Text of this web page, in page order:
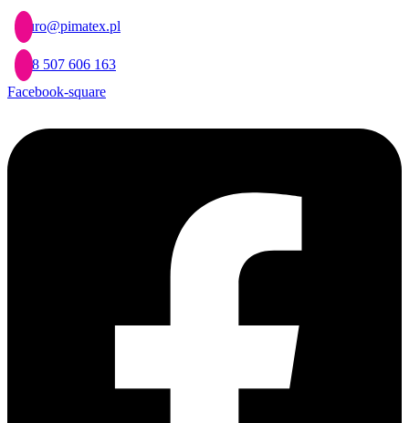
Przejdź
do
treści
biuro@pimatex.pl
+48 507 606 163
Facebook-square